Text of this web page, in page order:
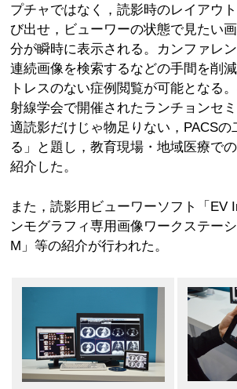
プチャではなく，読影時のレイアウ
び出せ，ビューワーの状態で見たい
分が瞬時に表示される。カンファレ
連続画像を検索するなどの手間を削
トレスのない症例閲覧が可能となる
射線学会で開催されたランチョンセ
適読影だけじゃ物足りない，PACSの
る」と題し，教育現場・地域医療で
紹介した。
また，読影用ビューワーソフト「EV
ンモグラフィ専用画像ワークステー
M」等の紹介が行われた。